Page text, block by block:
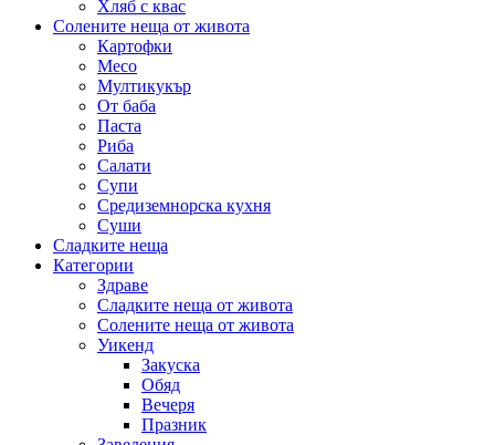
Хляб с квас
Солените неща от живота
Картофки
Месо
Мултикукър
От баба
Паста
Риба
Салати
Супи
Средиземнорска кухня
Суши
Сладките неща
Категории
Здраве
Сладките неща от живота
Солените неща от живота
Уикенд
Закуска
Обяд
Вечеря
Празник